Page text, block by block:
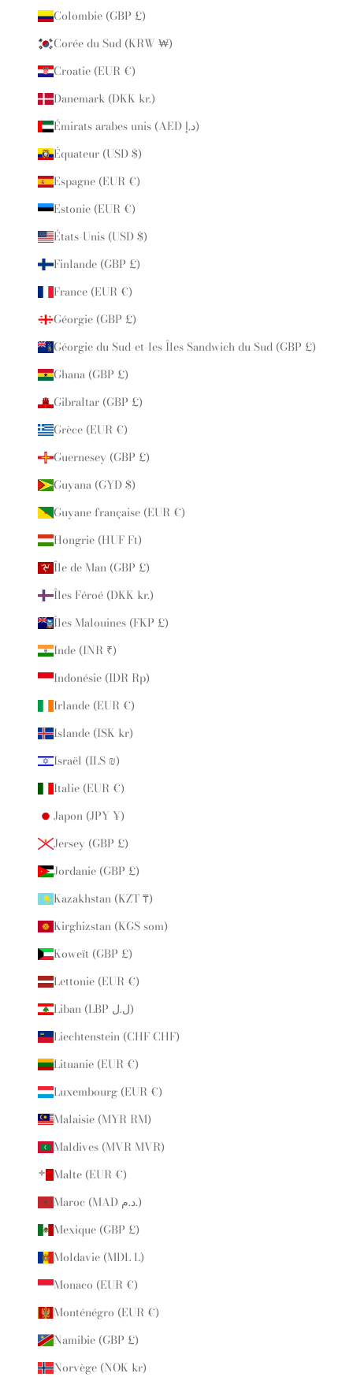
Colombie (GBP £)
Corée du Sud (KRW ₩)
Croatie (EUR €)
Danemark (DKK kr.)
Émirats arabes unis (AED د.إ)
Équateur (USD $)
Espagne (EUR €)
Estonie (EUR €)
États-Unis (USD $)
Finlande (GBP £)
France (EUR €)
Géorgie (GBP £)
Géorgie du Sud-et-les Îles Sandwich du Sud (GBP £)
Ghana (GBP £)
Gibraltar (GBP £)
Grèce (EUR €)
Guernesey (GBP £)
Guyana (GYD $)
Guyane française (EUR €)
Hongrie (HUF Ft)
Île de Man (GBP £)
Îles Féroé (DKK kr.)
Îles Malouines (FKP £)
Inde (INR ₹)
Indonésie (IDR Rp)
Irlande (EUR €)
Islande (ISK kr)
Israël (ILS ₪)
Italie (EUR €)
Japon (JPY ¥)
Jersey (GBP £)
Jordanie (GBP £)
Kazakhstan (KZT ₸)
Kirghizstan (KGS som)
Koweït (GBP £)
Lettonie (EUR €)
Liban (LBP ل.ل)
Liechtenstein (CHF CHF)
Lituanie (EUR €)
Luxembourg (EUR €)
Malaisie (MYR RM)
Maldives (MVR MVR)
Malte (EUR €)
Maroc (MAD د.م.)
Mexique (GBP £)
Moldavie (MDL L)
Monaco (EUR €)
Monténégro (EUR €)
Namibie (GBP £)
Norvège (NOK kr)